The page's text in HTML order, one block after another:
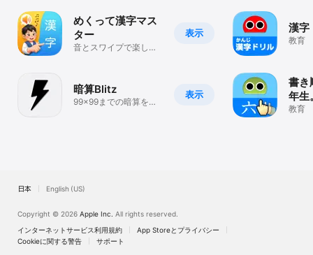
表示
めくって漢字マス
ター
音とスワイプで楽しく
表示
暗算Blitz
99×99までの暗算をパ
漢字
教育
書き
年生
教育
日本 English (US)
Copyright © 2026 Apple Inc. All rights reserved.
インターネットサービス利用規約
App Storeとプライバシー
Cookieに関する警告
サポート